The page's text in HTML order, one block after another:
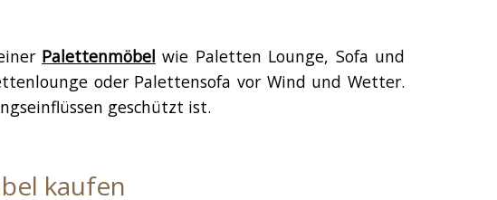
Palettenmöbel wie Paletten Lounge, Sofa und
oder Palettensofa vor Wind und Wetter.
geschützt ist.
kaufen